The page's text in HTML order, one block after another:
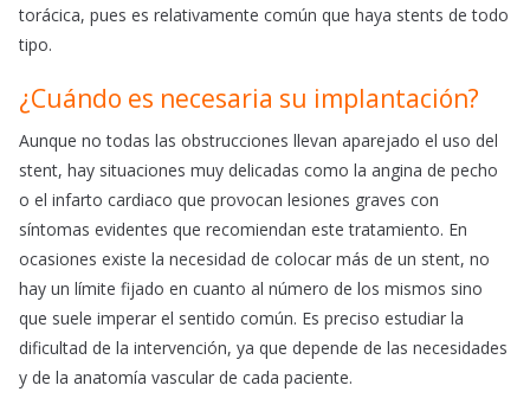
torácica, pues es relativamente común que haya stents de todo
tipo.
¿Cuándo es necesaria su implantación?
Aunque no todas las obstrucciones llevan aparejado el uso del
stent, hay situaciones muy delicadas como la angina de pecho
o el infarto cardiaco que provocan lesiones graves con
síntomas evidentes que recomiendan este tratamiento. En
ocasiones existe la necesidad de colocar más de un stent, no
hay un límite fijado en cuanto al número de los mismos sino
que suele imperar el sentido común. Es preciso estudiar la
dificultad de la intervención, ya que depende de las necesidades
y de la anatomía vascular de cada paciente.